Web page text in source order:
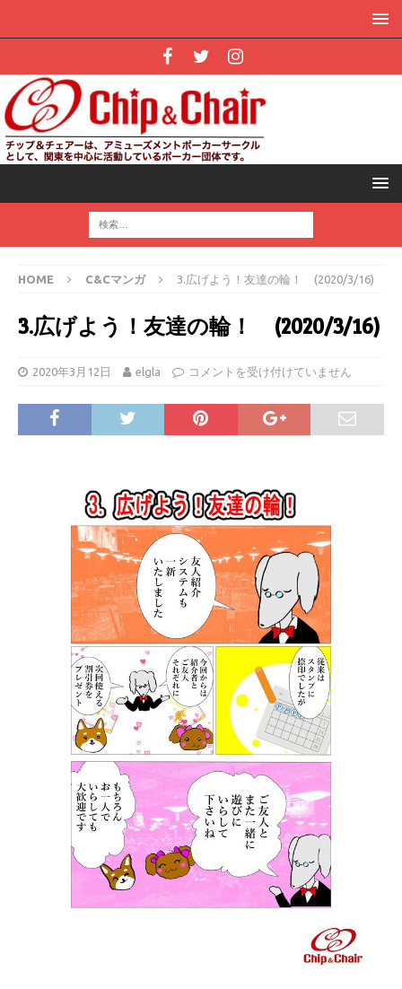
HOME C&Cマンガ 3.広げよう！友達の輪！ (2020/3/16)
3.広げよう！友達の輪！ (2020/3/16)
2020年3月12日 elgla コメントを受け付けていません